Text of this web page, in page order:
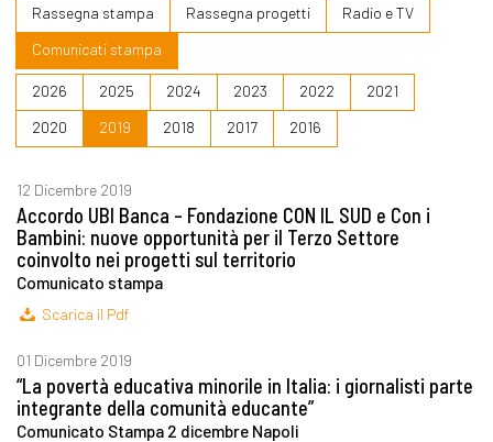
Rassegna stampa Rassegna progetti
Radio e TV
Comunicati stampa
2026 2025 2024 2023 2022
2021
2020
2019 2018 2017 2016
12 Dicembre 2019
Accordo UBI Banca – Fondazione CON IL SUD e Con i
Bambini: nuove opportunità per il Terzo Settore
coinvolto nei progetti sul territorio
Comunicato stampa
Scarica il Pdf
01 Dicembre 2019
“La povertà educativa minorile in Italia: i giornalisti parte
integrante della comunità educante”
Comunicato Stampa 2 dicembre Napoli